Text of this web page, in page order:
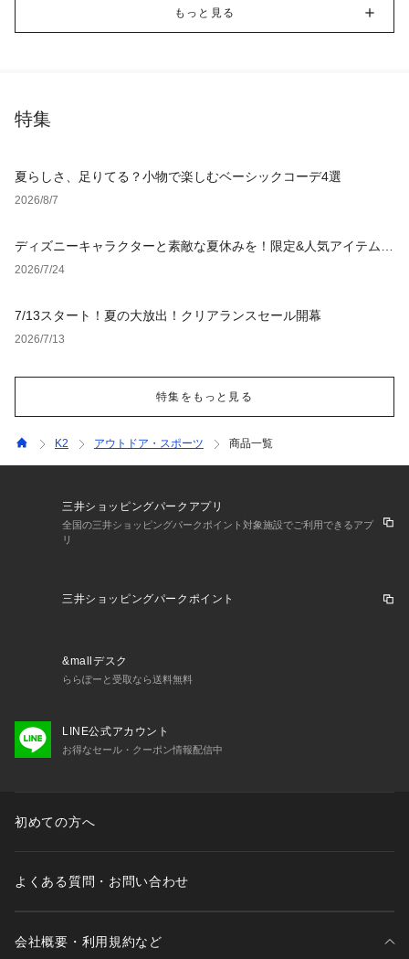
もっと見る
特集
夏らしさ、足りてる？小物で楽しむベーシックコーデ4選
2026/8/7
ディズニーキャラクターと素敵な夏休みを！限定&人気アイテム特
集
2026/7/24
7/13スタート！夏の大放出！クリアランスセール開幕
2026/7/13
特集をもっと見る
K2 アウトドア・スポーツ 商品一覧
三井ショッピングパークアプリ
全国の三井ショッピングパークポイント対象施設でご利用できるアプ
リ
三井ショッピングパークポイント
&mallデスク
ららぽーと受取なら送料無料
LINE公式アカウント
お得なセール・クーポン情報配信中
初めての方へ
よくある質問・お問い合わせ
会社概要・利用規約など